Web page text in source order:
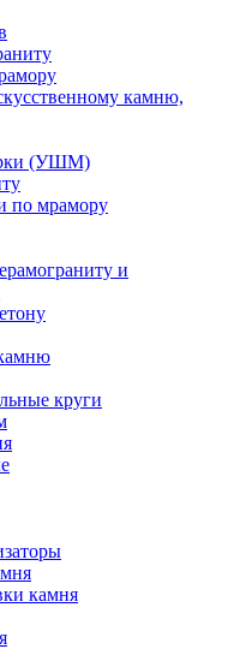
камню,
(УШМ)
по мрамору
и
круги
камня